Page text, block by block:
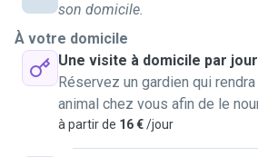
son domicile.
À votre domicile
Une visite à domicile par jour
Réservez un gardien qui
animal chez vous afin de le
à partir de 16 €/jour